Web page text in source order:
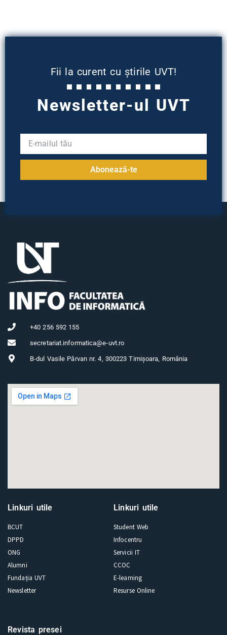
Fii la curent cu știrile UVT!
Newsletter-ul UVT
Abonează-te
+40 256 592 155
secretariat.informatica@e-uvt.ro
B-dul Vasile Pârvan nr. 4, 300223 Timișoara, România
Linkuri utile
BCUT
DPPD
ONG
Alumni
Fundația UVT
Newsletter
Linkuri utile
Student Web
Infocentru
Servicii IT
CCOC
E-learning
Resurse Online
Revista presei